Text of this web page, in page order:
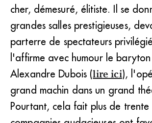
cher, démesuré, élitiste. Il se
grandes salles prestigieuses,
parterre de spectateurs
l'affirme avec humour le baryton
Alexandre Dubois (lire ici),
grand machin dans un grand
Pourtant, cela fait plus de trente